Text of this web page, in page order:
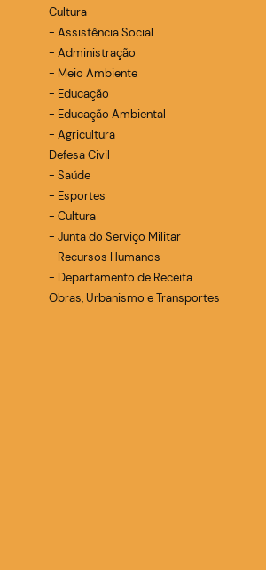
Cultura
- Assistência Social
- Administração
- Meio Ambiente
- Educação
- Educação Ambiental
- Agricultura
Defesa Civil
- Saúde
- Esportes
- Cultura
- Junta do Serviço Militar
- Recursos Humanos
- Departamento de Receita
Obras, Urbanismo e Transportes